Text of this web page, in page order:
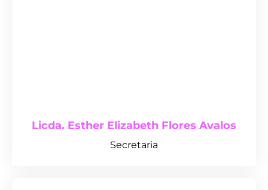
Licda. Esther Elizabeth Flores Avalos
Secretaria